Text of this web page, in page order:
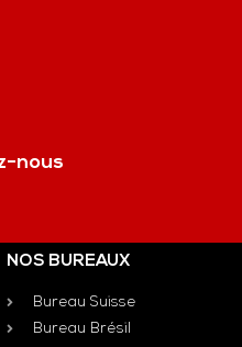
nous
NOS BUREAUX
Bureau Suisse
Bureau Brésil